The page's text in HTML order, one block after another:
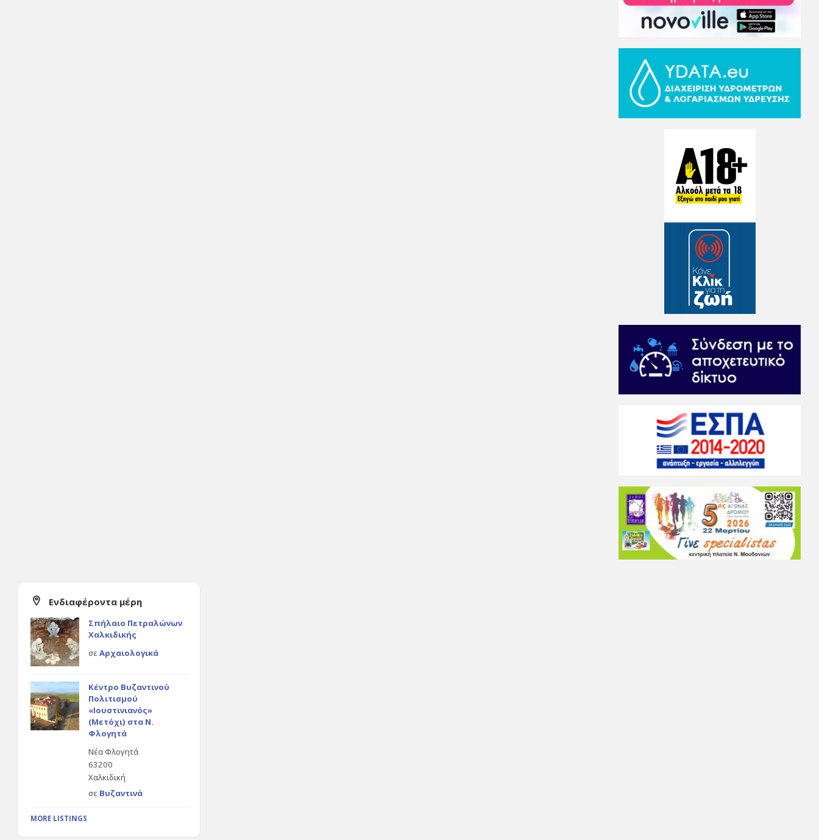
Ενδιαφέροντα μέρη
Σπήλαιο Πετραλώνων
Χαλκιδικής
σε Αρχαιολογικά
Κέντρο Βυζαντινού
Πολιτισμού
«Ιουστινιανός»
(Μετόχι) στα Ν.
Φλογητά
Νέα Φλογητά
63200
Χαλκιδική
σε Βυζαντινά
MORE LISTINGS